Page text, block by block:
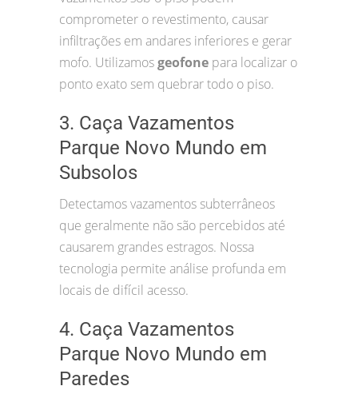
comprometer o revestimento, causar
infiltrações em andares inferiores e gerar
mofo. Utilizamosgeofone para localizar o
ponto exato sem quebrar todo o piso.
3. Caça Vazamentos
Parque Novo Mundo em
Subsolos
Detectamos vazamentos subterrâneos
que geralmente não são percebidos até
causarem grandes estragos. Nossa
tecnologia permite análise profunda em
locais de difícil acesso.
4. Caça Vazamentos
Parque Novo Mundo em
Paredes